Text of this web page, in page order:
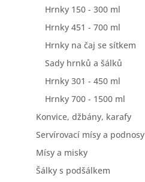
Hrnky 150 - 300 ml
Hrnky 451 - 700 ml
Hrnky na čaj se sítkem
Sady hrnků a šálků
Hrnky 301 - 450 ml
Hrnky 700 - 1500 ml
Konvice, džbány, karafy
Servírovací mísy a podnosy
Mísy a misky
Šálky s podšálkem